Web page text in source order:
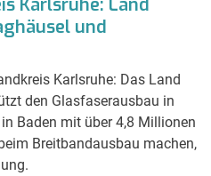
und
Karlsruhe: Das Land
den Glasfaserausbau in
Baden mit über 4,8 Millionen
Breitbandausbau machen,